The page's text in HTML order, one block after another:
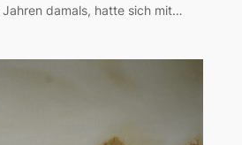
damals, hatte sich mit…